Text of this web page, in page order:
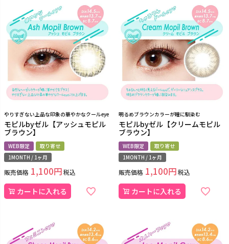
やりすぎない上品な印象の華やかなクールeye
モピルbyゼル【アッシュモピル
ブラウン】
WEB限定
取り寄せ
1MONTH / 1ヶ月
販売価格 1,100 税込
カートに入れる
明るめブラウンカラーが瞳に馴染む
モピルbyゼル【クリームモピル
ブラウン】
WEB限定
取り寄せ
1MONTH / 1ヶ月
販売価格 1,100 税込
カートに入れる